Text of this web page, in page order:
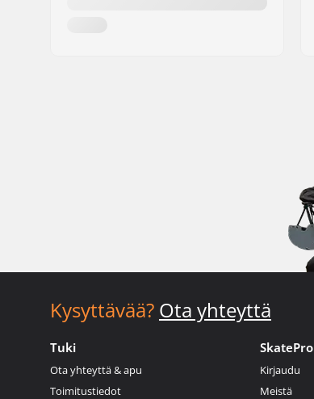
Kysyttävää? Ota yhteyttä
Tuki
Ota yhteyttä & apu
Toimitustiedot
SkatePro
Kirjaudu
Meistä